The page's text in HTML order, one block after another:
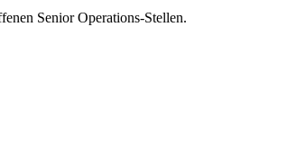
Senior Operations-Stellen.